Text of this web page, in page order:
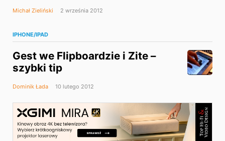
Michał Zieliński 2 września 2012
IPHONE/IPAD
Gest we Flipboardzie i Zite –
szybki tip
Dominik Łada 10 lutego 2012